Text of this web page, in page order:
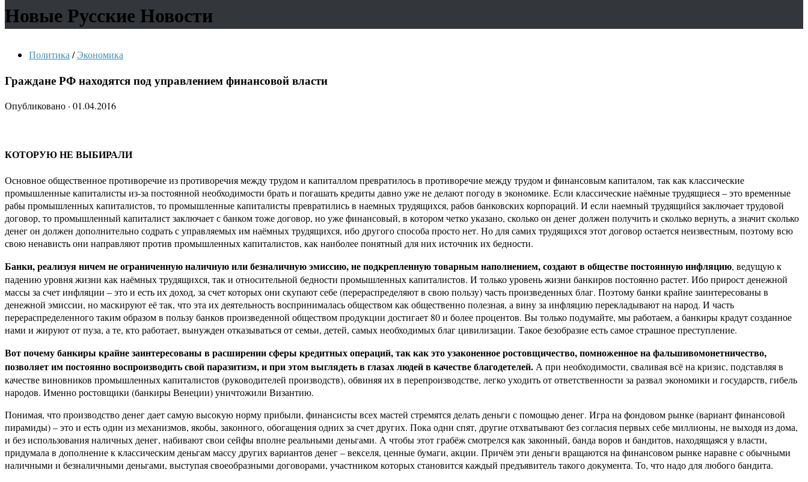
Новые Русские Новости
Политика / Экономика
Граждане РФ находятся под управлением финансовой власти
Опубликовано · 01.04.2016
КОТОРУЮ НЕ ВЫБИРАЛИ
Основное общественное противоречие из противоречия между трудом и капиталлом превратилось в противоречие между трудом и финансовым капиталом, так как классические
промышленные капиталисты из-за постоянной необходимости брать и погашать кредиты давно уже не делают погоду в экономике. Если классические наёмные трудящиеся – это временные
рабы промышленных капиталистов, то промышленные капиталисты превратились в наемных трудящихся, рабов банковских корпораций. И если наемный трудящийся заключает трудовой
договор, то промышленный капиталист заключает с банком тоже договор, но уже финансовый, в котором четко указано, сколько он денег должен получить и сколько вернуть, а значит сколько
денег он должен дополнительно содрать с управляемых им наёмных трудящихся, ибо другого способа просто нет. Но для самих трудящихся этот договор остается неизвестным, поэтому всю
свою ненависть они направляют против промышленных капиталистов, как наиболее понятный для них источник их бедности.
Банки, реализуя ничем не ограниченную наличную или безналичную эмиссию, не подкрепленную товарным наполнением, создают в обществе постоянную инфляцию, ведущую к
падению уровня жизни как наёмных трудящихся, так и относительной бедности промышленных капиталистов. И только уровень жизни банкиров постоянно растет. Ибо прирост денежной
массы за счет инфляции – это и есть их доход, за счет которых они скупают себе (перераспределяют в свою пользу) часть произведенных благ. Поэтому банки крайне заинтересованы в
денежной эмиссии, но маскируют её так, что эта их деятельность воспринималась обществом как общественно полезная, а вину за инфляцию перекладывают на народ. И часть
перераспределенного таким образом в пользу банков произведенной обществом продукции достигает 80 и более процентов. Вы только подумайте, мы работаем, а банкиры крадут созданное
нами и жируют от пуза, а те, кто работает, вынужден отказываться от семьи, детей, самых необходимых благ цивилизации. Такое безобразие есть самое страшное преступление.
Вот почему банкиры крайне заинтересованы в расширении сферы кредитных операций, так как это узаконенное ростовщичество, помноженное на фальшивомонетничество,
позволяет им постоянно воспроизводить свой паразитизм, и при этом выглядеть в глазах людей в качестве благодетелей. А при необходимости, сваливая всё на кризис, подставляя в
качестве виновников промышленных капиталистов (руководителей производств), обвиняя их в перепроизводстве, легко уходить от ответственности за развал экономики и государств, гибель
народов. Именно ростовщики (банкиры Венеции) уничтожили Византию.
Понимая, что производство денег дает самую высокую норму прибыли, финансисты всех мастей стремятся делать деньги с помощью денег. Игра на фондовом рынке (вариант финансовой
пирамиды) – это и есть один из механизмов, якобы, законного, обогащения одних за счет других. Пока одни спят, другие отхватывают без согласия первых себе миллионы, не выходя из дома,
и без использования наличных денег, набивают свои сейфы вполне реальными деньгами. А чтобы этот грабёж смотрелся как законный, банда воров и бандитов, находящаяся у власти,
придумала в дополнение к классическим деньгам массу других вариантов денег – векселя, ценные бумаги, акции. Причём эти деньги вращаются на финансовом рынке наравне с обычными
наличными и безналичными деньгами, выступая своеобразными договорами, участником которых становится каждый предъявитель такого документа. То, что надо для любого бандита.